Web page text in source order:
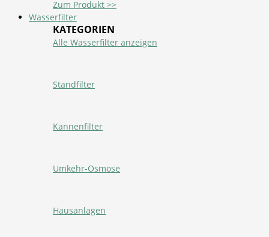
Zum Produkt >>
Wasserfilter
KATEGORIEN
Alle Wasserfilter anzeigen
Standfilter
Kannenfilter
Umkehr-Osmose
Hausanlagen